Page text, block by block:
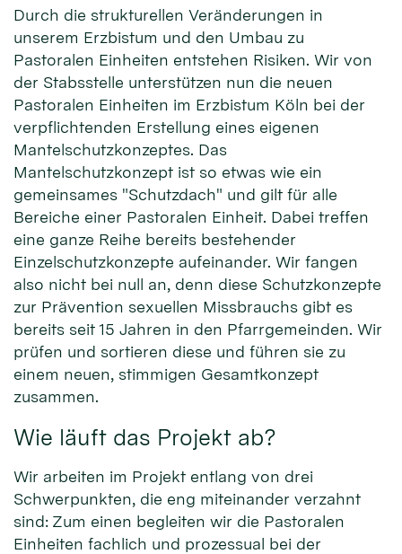
Durch die strukturellen Veränderungen in
unserem Erzbistum und den Umbau zu
Pastoralen Einheiten entstehen Risiken. Wir von
der Stabsstelle unterstützen nun die neuen
Pastoralen Einheiten im Erzbistum Köln bei der
verpflichtenden Erstellung eines eigenen
Mantelschutzkonzeptes. Das
Mantelschutzkonzept ist so etwas wie ein
gemeinsames "Schutzdach" und gilt für alle
Bereiche einer Pastoralen Einheit. Dabei treffen
eine ganze Reihe bereits bestehender
Einzelschutzkonzepte aufeinander. Wir fangen
also nicht bei null an, denn diese Schutzkonzepte
zur Prävention sexuellen Missbrauchs gibt es
bereits seit 15 Jahren in den Pfarrgemeinden. Wir
prüfen und sortieren diese und führen sie zu
einem neuen, stimmigen Gesamtkonzept
zusammen.
Wie läuft das Projekt ab?
Wir arbeiten im Projekt entlang von drei
Schwerpunkten, die eng miteinander verzahnt
sind: Zum einen begleiten wir die Pastoralen
Einheiten fachlich und prozessual bei der